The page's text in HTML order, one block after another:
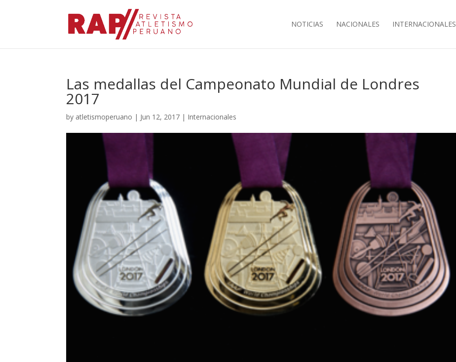
NOTICIAS NACIONALES INTERNACIONALES
Las medallas del Campeonato Mundial de Londres
2017
by atletismoperuano | Jun 12, 2017 | Internacionales